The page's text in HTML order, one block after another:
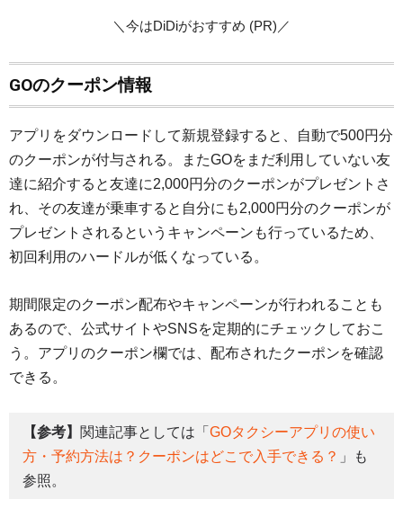
＼今はDiDiがおすすめ (PR)／
GOのクーポン情報
アプリをダウンロードして新規登録すると、自動で500円分
のクーポンが付与される。またGOをまだ利用していない友
達に紹介すると友達に2,000円分のクーポンがプレゼントさ
れ、その友達が乗車すると自分にも2,000円分のクーポンが
プレゼントされるというキャンペーンも行っているため、
初回利用のハードルが低くなっている。
期間限定のクーポン配布やキャンペーンが行われることも
あるので、公式サイトやSNSを定期的にチェックしておこ
う。アプリのクーポン欄では、配布されたクーポンを確認
できる。
【参考】 関連記事としては「 GOタクシーアプリの使い
方・予約方法は？クーポンはどこで入手できる？ 」も
参照。